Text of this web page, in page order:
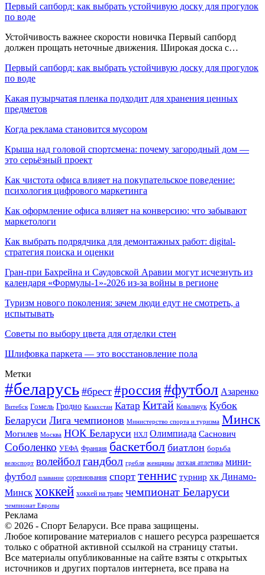
Первый сапборд: как выбрать устойчивую доску для прогулок
по воде
Устойчивость важнее скорости новичка Первый сапборд
должен прощать неточные движения. Широкая доска с…
Первый сапборд: как выбрать устойчивую доску для прогулок
по воде
Какая пузырчатая пленка подходит для хранения ценных
предметов
Когда реклама становится мусором
Крыша над головой спортсмена: почему загородный дом —
это серьёзный проект
Как чистота офиса влияет на покупательское поведение:
психология цифрового маркетинга
Как оформление офиса влияет на конверсию: что забывают
маркетологи
Как выбрать подрядчика для демонтажных работ: digital-
стратегия поиска и оценки
Гран-при Бахрейна и Саудовской Аравии могут исчезнуть из
календаря «Формулы-1»-2026 из-за войны в регионе
Туризм нового поколения: зачем люди едут не смотреть, а
испытывать
Советы по выбору цвета для отделки стен
Шлифовка паркета — это восстановление пола
Метки
#беларусь #брест #россия#футбол Азаренко
Витебск Гомель Гродно Казахстан Катар Китай Ковальчук Кубок
Беларуси Лига чемпионов Министерство спорта и туризма Минск
Могилев Москва НОК Беларуси НХЛ Олимпиада Саснович
Соболенко УЕФА Франция баскетбол биатлон борьба
велоспорт волейболгандбол гребля женщины легкая атлетика мини-
футбол плавание соревнования спорт теннис турнир хк Динамо-
Минск хоккей хоккей на траве чемпионат Беларуси
чемпионат Европы
Реклама
© 2026 - Спорт Беларуси. Все права защищены.
Любое копирование материалов с нашего ресурса разрешается
только с обратной активной ссылкой на страницу статьи.
Все материалы опубликованные на сайте взяты с открытых
источников и других порталов интернета, все права на